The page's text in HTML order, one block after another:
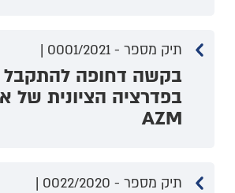
תיק מספר - 0001/2021 |
בקשה דחופה להתקבל
בפדרציה הציונית של
AZM
תיק מספר - 0022/2020 |